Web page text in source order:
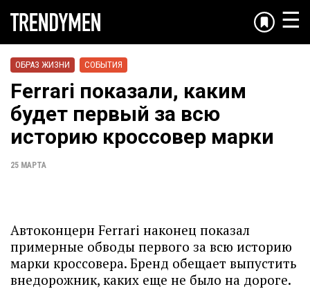
☰
ОБРАЗ ЖИЗНИ СОБЫТИЯ
Ferrari показали, каким
будет первый за всю
историю кроссовер марки
25 МАРТА
Автоконцерн Ferrari наконец показал
примерные обводы первого за всю историю
марки кроссовера. Бренд обещает выпустить
внедорожник, каких еще не было на дороге.